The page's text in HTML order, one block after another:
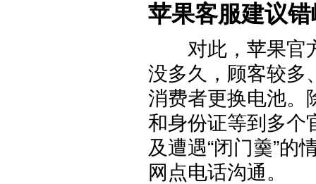
苹果客服建议
对此，苹果官方
没多久，顾客较多
消费者更换电池。
和身份证等到多个
及遭遇“闭门羹”的
网点电话沟通。